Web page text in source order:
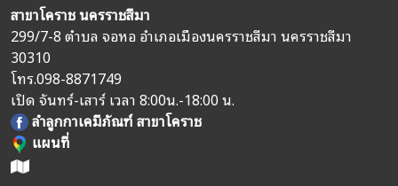
สาขาโคราช นครราชสีมา
299/7-8 ตำบล จอหอ อำเภอเมืองนครราชสีมา นครราชสีมา
30310
โทร.098-8871749
เปิด จันทร์-เสาร์ เวลา 8:00น.-18:00 น.
ลำลูกกาเคมีภัณฑ์ สาขาโคราช
แผนที่